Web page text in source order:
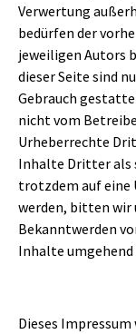
Verwertung
bedürfen der
jeweiligen Autors
dieser Seite sind
Gebrauch
nicht vom
Urheberrechte
Inhalte Dritter als
trotzdem auf eine
werden, bitten wir
Bekanntwerden
Inhalte
Dieses